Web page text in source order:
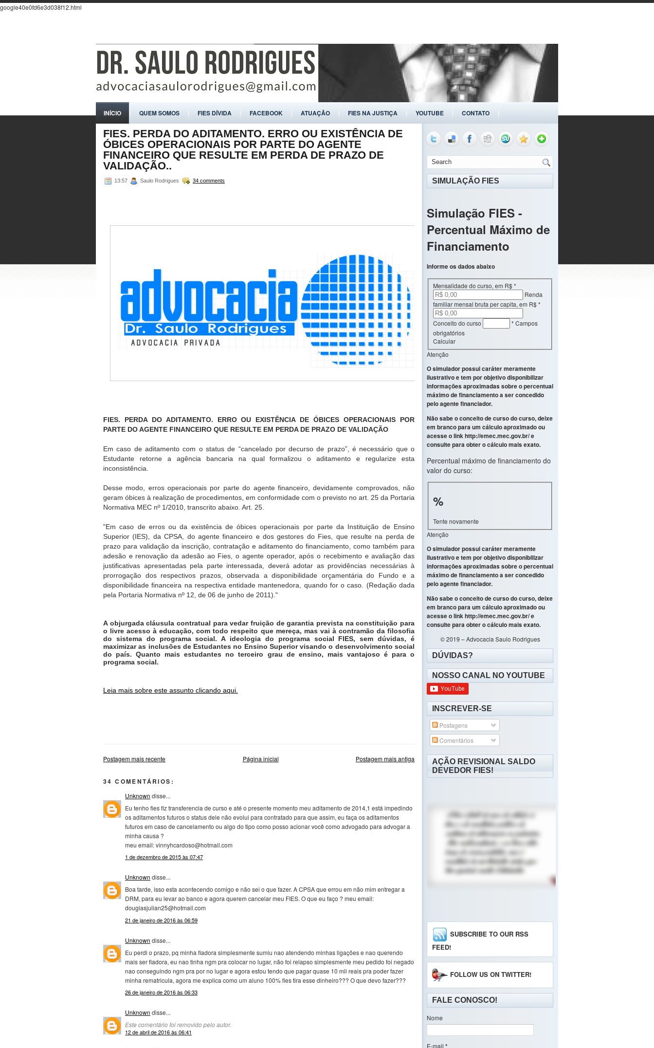
google40e0fd6e3d038f12.html
INÍCIO QUEM SOMOS FIES DÍVIDA FACEBOOK ATUAÇÃO FIES NA JUSTIÇA YOUTUBE CONTATO
FIES. PERDA DO ADITAMENTO. ERRO OU EXISTÊNCIA DE
ÓBICES OPERACIONAIS POR PARTE DO AGENTE
FINANCEIRO QUE RESULTE EM PERDA DE PRAZO DE
VALIDAÇÃO..
13:57 Saulo Rodrigues 34 comments
FIES. PERDA DO ADITAMENTO. ERRO OU EXISTÊNCIA DE ÓBICES OPERACIONAIS POR
PARTE DO AGENTE FINANCEIRO QUE RESULTE EM PERDA DE PRAZO DE VALIDAÇÃO
Em caso de aditamento com o status de “cancelado por decurso de prazo”, é necessário que o
Estudante retorne a agência bancaria na qual formalizou o aditamento e regularize esta
inconsistência.
Desse modo, erros operacionais por parte do agente financeiro, devidamente comprovados, não
geram óbices à realização de procedimentos, em conformidade com o previsto no art. 25 da Portaria
Normativa MEC nº 1/2010, transcrito abaixo. Art. 25.
"Em caso de erros ou da existência de óbices operacionais por parte da Instituição de Ensino
Superior (IES), da CPSA, do agente financeiro e dos gestores do Fies, que resulte na perda de
prazo para validação da inscrição, contratação e aditamento do financiamento, como também para
adesão e renovação da adesão ao Fies, o agente operador, após o recebimento e avaliação das
justificativas apresentadas pela parte interessada, deverá adotar as providências necessárias à
prorrogação dos respectivos prazos, observada a disponibilidade orçamentária do Fundo e a
disponibilidade financeira na respectiva entidade mantenedora, quando for o caso. (Redação dada
pela Portaria Normativa nº 12, de 06 de junho de 2011)."
A objurgada cláusula contratual para vedar fruição de garantia prevista na constituição para
o livre acesso à educação, com todo respeito que mereça, mas vai à contramão da filosofia
do sistema do programa social. A ideologia do programa social FIES, sem dúvidas, é
maximizar as inclusões de Estudantes no Ensino Superior visando o desenvolvimento social
do país. Quanto mais estudantes no terceiro grau de ensino, mais vantajoso é para o
programa social.
Leia mais sobre este assunto clicando aqui.
Postagem mais recente Postagem mais antiga
Página inicial
34 COMENTÁRIOS:
Unknown disse...
Eu tenho fies fiz transferencia de curso e até o presente momento meu aditamento de 2014,1 está impedindo
os aditamentos futuros o status dele não evolui para contratado para que assim, eu faça os aditamentos
futuros em caso de cancelamento ou algo do tipo como posso acionar você como advogado para advogar a
minha causa ?
meu email: vinnyhcardoso@hotmail.com
1 de dezembro de 2015 às 07:47
Unknown disse...
Boa tarde, isso esta acontecendo comigo e não sei o que fazer. A CPSA que errou em não mim entregar a
DRM, para eu levar ao banco e agora querem cancelar meu FIES. O que eu faço ? meu email:
douglasjulian25@hotmail.com
21 de janeiro de 2016 às 06:59
Unknown disse...
Eu perdi o prazo, pq minha fiadora simplesmente sumiu nao atendendo minhas ligações e nao querendo
mais ser fiadora, eu nao tinha ngm pra colocar no lugar, não foi relapso simplesmente meu pedido foi negado
nao conseguindo ngm pra por no lugar e agora estou tendo que pagar quase 10 mil reais pra poder fazer
minha rematricula, agora me explica como um aluno 100% fies tira esse dinheiro??? O que devo fazer???
26 de janeiro de 2016 às 06:33
Unknown disse...
Este comentário foi removido pelo autor.
12 de abril de 2016 às 06:41
SIMULAÇÃO FIES
Simulação FIES -
Percentual Máximo de
Financiamento
Informe os dados abaixo
Mensalidade do curso, em R$*
Renda
familiar mensal bruta per capita, em R$*
Conceito do curso
* Campos
obrigatórios
Calcular
Atenção
O simulador possui caráter meramente
ilustrativo e tem por objetivo disponibilizar
informações aproximadas sobre o percentual
máximo de financiamento a ser concedido
pelo agente financiador.
Não sabe o conceito de curso do curso, deixe
em branco para um cálculo aproximado ou
acesse o linkhttp://emec.mec.gov.br/e
consulte para obter o cálculo mais exato.
Percentual máximo de financiamento do
valor do curso:
%
Tente novamente
Atenção
O simulador possui caráter meramente
ilustrativo e tem por objetivo disponibilizar
informações aproximadas sobre o percentual
máximo de financiamento a ser concedido
pelo agente financiador.
Não sabe o conceito de curso do curso, deixe
em branco para um cálculo aproximado ou
acesse o linkhttp://emec.mec.gov.br/e
consulte para obter o cálculo mais exato.
© 2019 – Advocacia Saulo Rodrigues
DÚVIDAS?
NOSSO CANAL NO YOUTUBE
INSCREVER-SE
Postagens
Comentários
AÇÃO REVISIONAL SALDO
DEVEDOR FIES!
SUBSCRIBE TO OUR RSS
FEED!
FOLLOW US ON TWITTER!
FALE CONOSCO!
Nome
E-mail *